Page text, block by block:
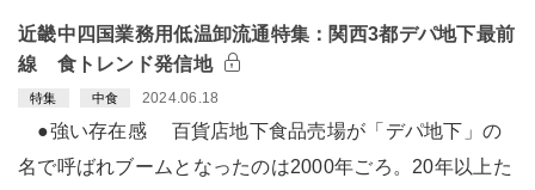
近畿中四国業務用低温卸流通特集：関西3都デパ地下最前
線 食トレンド発信地
特集 中食 2024.06.18
●強い存在感 百貨店地下食品売場が「デパ地下」の
名で呼ばれブームとなったのは2000年ごろ。20年以上た